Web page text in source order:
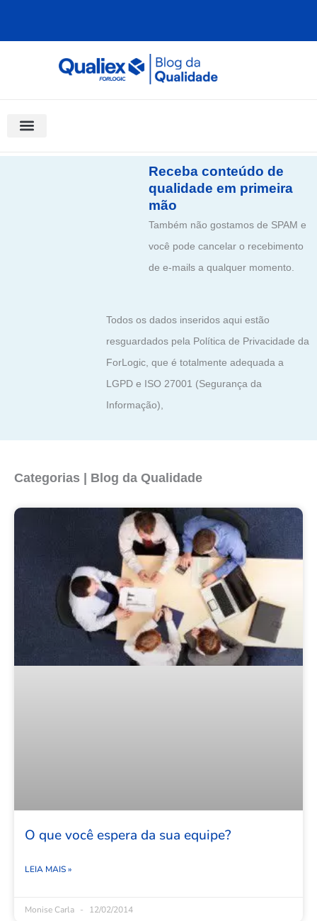
Receba conteúdo de
qualidade em primeira
mão
Também não gostamos de SPAM e
você pode cancelar o recebimento
de e-mails a qualquer momento.
Todos os dados inseridos aqui estão
resguardados pela Política de Privacidade da
ForLogic, que é totalmente adequada a
LGPD e ISO 27001 (Segurança da
Informação),
Categorias | Blog da Qualidade
O que você espera da sua equipe?
LEIA MAIS »
Monise Carla 12/02/2014